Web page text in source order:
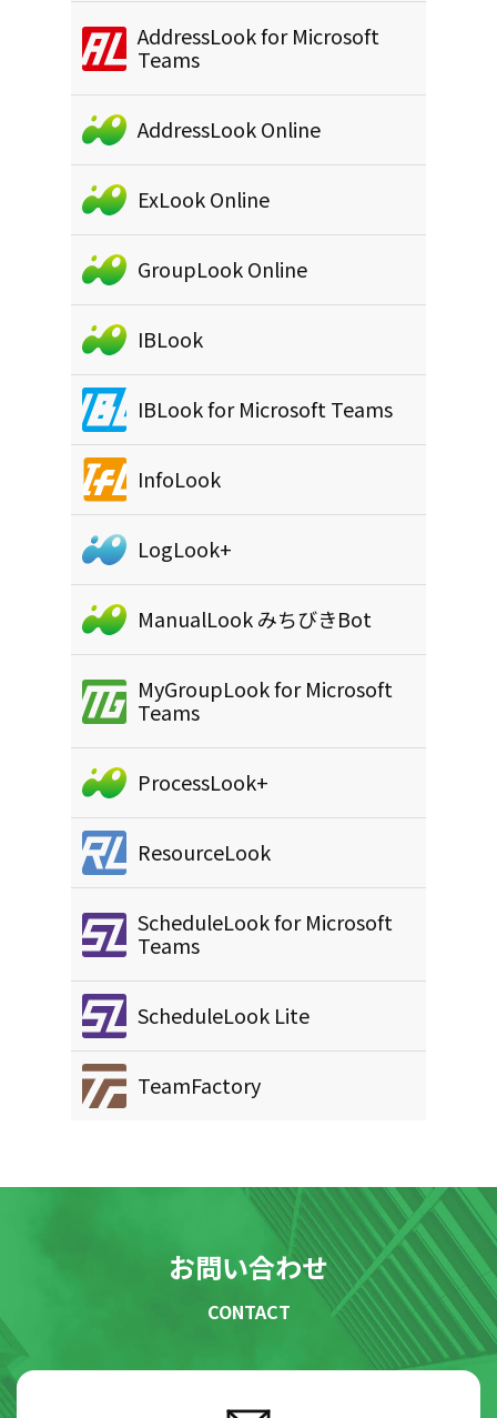
AddressLook for Microsoft
Teams
AddressLook Online
ExLook Online
GroupLook Online
IBLook
IBLook for Microsoft Teams
InfoLook
LogLook+
ManualLook みちびきBot
MyGroupLook for Microsoft
Teams
ProcessLook+
ResourceLook
ScheduleLook for Microsoft
Teams
ScheduleLook Lite
TeamFactory
お問い合わせ
CONTACT